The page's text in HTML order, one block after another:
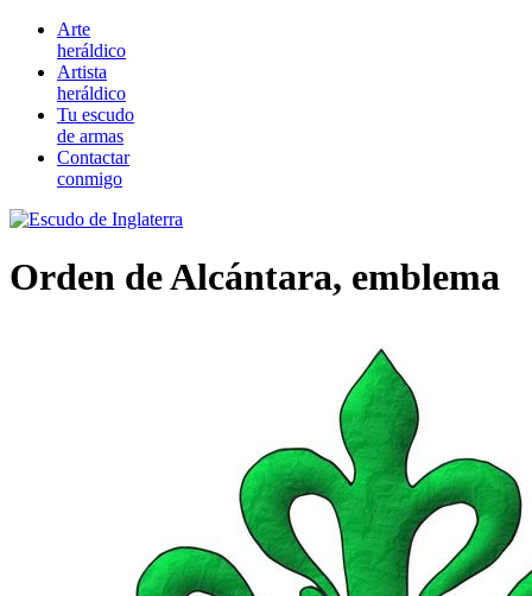
Arte
heráldico
Artista
heráldico
Tu escudo
de armas
Contactar
conmigo
Orden de Alcántara, emblema